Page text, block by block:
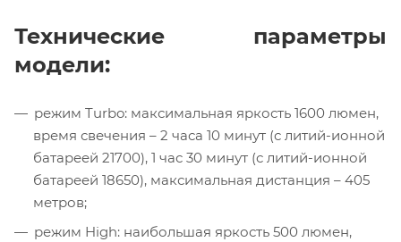
Технические параметры
модели:
режим Turbo: максимальная яркость 1600 люмен,
время свечения – 2 часа 10 минут (с литий-ионной
батареей 21700), 1 час 30 минут (с литий-ионной
батареей 18650), максимальная дистанция – 405
метров;
режим High: наибольшая яркость 500 люмен,